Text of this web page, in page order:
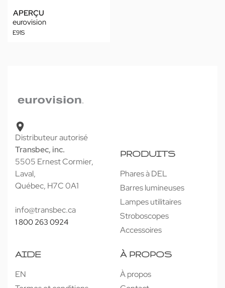
APERÇU
eurovision
E91S
Distributeur autorisé
Transbec, inc.
5505 Ernest Cormier,
Laval,
Québec, H7C 0A1
info@transbec.ca
1 800 263 0924
PRODUITS
Phares à DEL
Barres lumineuses
Lampes utilitaires
Stroboscopes
Accessoires
AIDE
EN
À PROPOS
À propos